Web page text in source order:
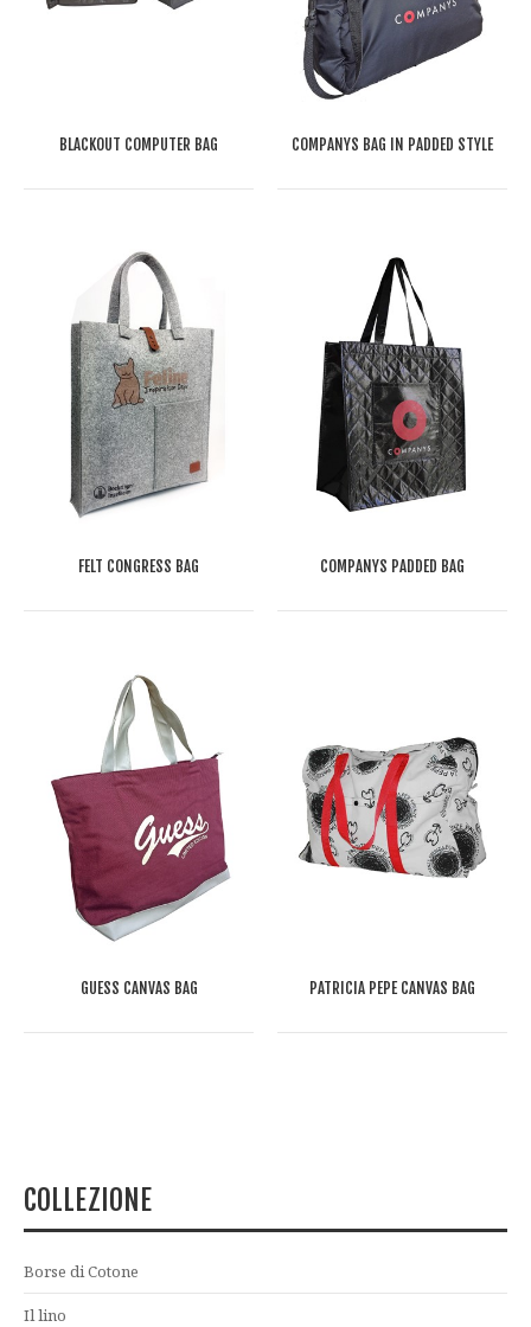
BLACKOUT COMPUTER BAG COMPANYS BAG IN PADDED STYLE
FELT CONGRESS BAG COMPANYS PADDED BAG
GUESS CANVAS BAG PATRICIA PEPE CANVAS BAG
COLLEZIONE
Borse di Cotone
Il lino